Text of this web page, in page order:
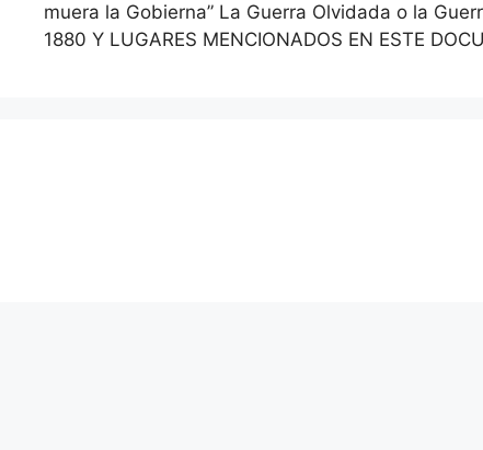
muera la Gobierna” La Guerra Olvidada o la
1880 Y LUGARES MENCIONADOS EN ESTE